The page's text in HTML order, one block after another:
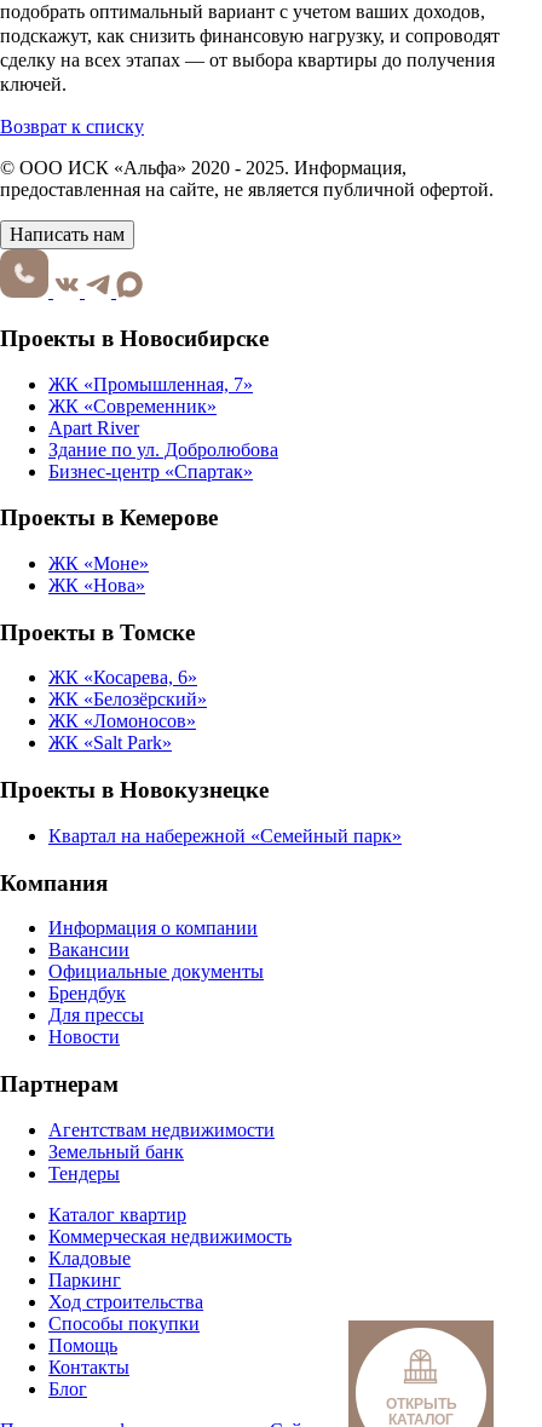
ОТКРЫТЬ
КАТАЛОГ
подобрать оптимальный вариант с учетом ваших доходов,
подскажут, как снизить финансовую нагрузку, и сопроводят
сделку на всех этапах — от выбора квартиры до получения
ключей.
Возврат к списку
© ООО ИСК «Альфа» 2020 - 2025. Информация,
предоставленная на сайте, не является публичной офертой.
Написать нам
Проекты в Новосибирске
ЖК «Промышленная, 7»
ЖК «Современник»
Apart River
Здание по ул. Добролюбова
Бизнес-центр «Спартак»
Проекты в Кемерове
ЖК «Моне»
ЖК «Нова»
Проекты в Томске
ЖК «Косарева, 6»
ЖК «Белозёрский»
ЖК «Ломоносов»
ЖК «Salt Park»
Проекты в Новокузнецке
Квартал на набережной «Семейный парк»
Компания
Информация о компании
Вакансии
Официальные документы
Брендбук
Для прессы
Новости
Партнерам
Агентствам недвижимости
Земельный банк
Тендеры
Каталог квартир
Коммерческая недвижимость
Кладовые
Паркинг
Ход строительства
Способы покупки
Помощь
Контакты
Блог